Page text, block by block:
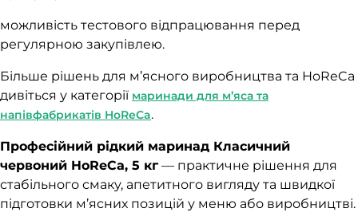
можливість тестового відпрацювання перед
регулярною закупівлею.
Більше рішень для м’ясного виробництва та HoReCa
дивіться у категорії маринади для м’яса та
напівфабрикатів HoReCa.
Професійний рідкий маринад Класичний
червоний HoReCa, 5 кг— практичне рішення для
стабільного смаку, апетитного вигляду та швидкої
підготовки м’ясних позицій у меню або виробництві.